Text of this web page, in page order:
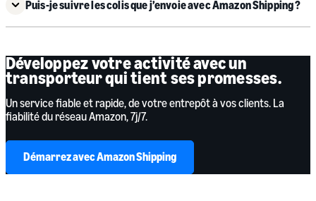
Puis-je suivre les colis que j’envoie avec Amazon Shipping ?
Développez votre activité avec un
transporteur qui tient ses promesses.
Un service fiable et rapide, de votre entrepôt à vos clients. La
fiabilité du réseau Amazon, 7j/7.
Démarrez avec Amazon Shipping